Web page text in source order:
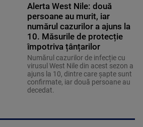
Alerta West Nile: două
persoane au murit, iar
numărul cazurilor a ajuns la
10. Măsurile de protecție
împotriva țânțarilor
Numărul cazurilor de infecție cu
virusul West Nile din acest sezon a
ajuns la 10, dintre care șapte sunt
confirmate, iar două persoane au
decedat.